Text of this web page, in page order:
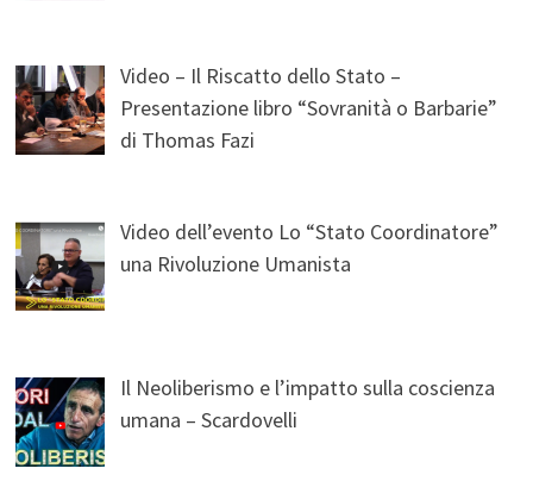
Video – Il Riscatto dello Stato –
Presentazione libro “Sovranità o Barbarie”
di Thomas Fazi
Video dell’evento Lo “Stato Coordinatore”
una Rivoluzione Umanista
Il Neoliberismo e l’impatto sulla coscienza
umana – Scardovelli